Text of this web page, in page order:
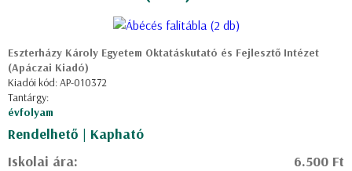
Eszterházy Károly Egyetem Oktatáskutató és Fejlesztő Intézet
(Apáczai Kiadó)
Kiadói kód: AP-010372
Tantárgy:
évfolyam
Rendelhető | Kapható
Iskolai ára:
6.500 Ft